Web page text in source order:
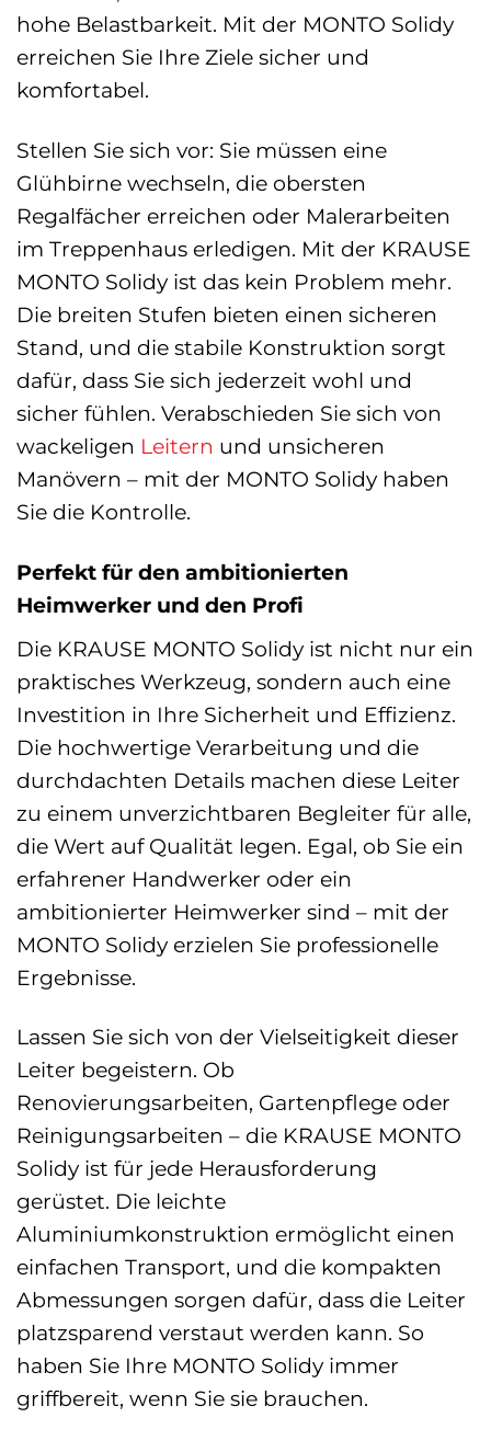
hohe Belastbarkeit. Mit der MONTO Solidy
erreichen Sie Ihre Ziele sicher und
komfortabel.
Stellen Sie sich vor: Sie müssen eine
Glühbirne wechseln, die obersten
Regalfächer erreichen oder Malerarbeiten
im Treppenhaus erledigen. Mit der KRAUSE
MONTO Solidy ist das kein Problem mehr.
Die breiten Stufen bieten einen sicheren
Stand, und die stabile Konstruktion sorgt
dafür, dass Sie sich jederzeit wohl und
sicher fühlen. Verabschieden Sie sich von
wackeligen Leitern und unsicheren
Manövern – mit der MONTO Solidy haben
Sie die Kontrolle.
Perfekt für den ambitionierten
Heimwerker und den Profi
Die KRAUSE MONTO Solidy ist nicht nur ein
praktisches Werkzeug, sondern auch eine
Investition in Ihre Sicherheit und Effizienz.
Die hochwertige Verarbeitung und die
durchdachten Details machen diese Leiter
zu einem unverzichtbaren Begleiter für alle,
die Wert auf Qualität legen. Egal, ob Sie ein
erfahrener Handwerker oder ein
ambitionierter Heimwerker sind – mit der
MONTO Solidy erzielen Sie professionelle
Ergebnisse.
Lassen Sie sich von der Vielseitigkeit dieser
Leiter begeistern. Ob
Renovierungsarbeiten, Gartenpflege oder
Reinigungsarbeiten – die KRAUSE MONTO
Solidy ist für jede Herausforderung
gerüstet. Die leichte
Aluminiumkonstruktion ermöglicht einen
einfachen Transport, und die kompakten
Abmessungen sorgen dafür, dass die Leiter
platzsparend verstaut werden kann. So
haben Sie Ihre MONTO Solidy immer
griffbereit, wenn Sie sie brauchen.